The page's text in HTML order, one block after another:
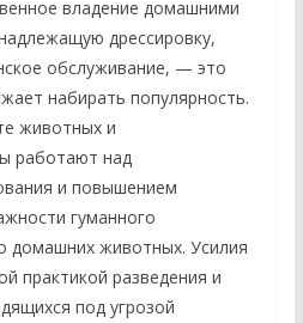
владение домашними
дрессировку,
обслуживание, — это
набирать популярность.
животных и
работают над
и повышением
гуманного
домашних животных. Усилия
практикой разведения и
под угрозой